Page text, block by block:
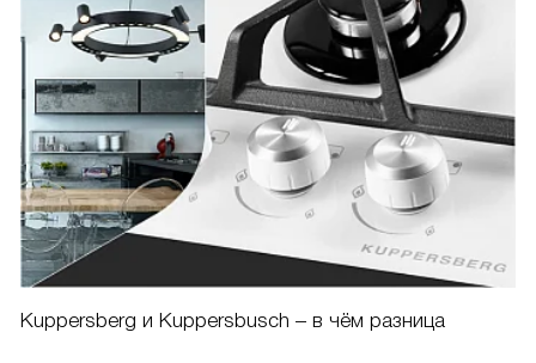
Kuppersberg и Kuppersbusch – в чём разница